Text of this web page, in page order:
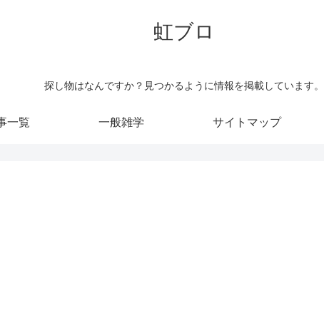
虹ブロ
探し物はなんですか？見つかるように情報を掲載しています。
一覧 一般雑学 サイトマップ